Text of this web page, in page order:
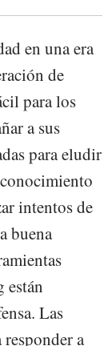
en una era
de
para los
a sus
para eludir
intentos de
buena
están
Las
a